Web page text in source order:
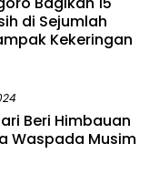
di Sejumlah
Kekeringan
Beri Himbauan
Waspada Musim